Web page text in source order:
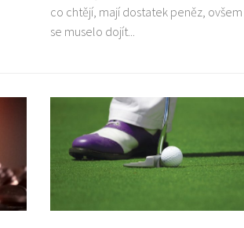
co chtějí, mají dostatek peněz,
se muselo dojít...